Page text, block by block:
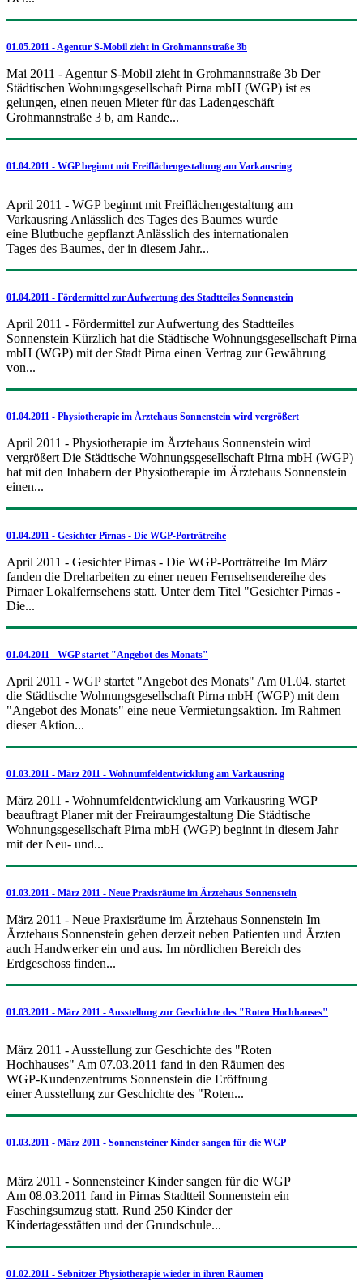
01.05.2011 - Agentur S-Mobil zieht in Grohmannstraße 3b
Mai 2011 - Agentur S-Mobil zieht in Grohmannstraße 3b Der
Städtischen Wohnungsgesellschaft Pirna mbH (WGP) ist es
gelungen, einen neuen Mieter für das Ladengeschäft
Grohmannstraße 3 b, am Rande...
01.04.2011 - WGP beginnt mit Freiflächengestaltung am Varkausring
April 2011 - WGP beginnt mit Freiflächengestaltung am
Varkausring Anlässlich des Tages des Baumes wurde
eine Blutbuche gepflanzt Anlässlich des internationalen
Tages des Baumes, der in diesem Jahr...
01.04.2011 - Fördermittel zur Aufwertung des Stadtteiles Sonnenstein
April 2011 - Fördermittel zur Aufwertung des Stadtteiles
Sonnenstein Kürzlich hat die Städtische Wohnungsgesellschaft Pirna
mbH (WGP) mit der Stadt Pirna einen Vertrag zur Gewährung
von...
01.04.2011 - Physiotherapie im Ärztehaus Sonnenstein wird vergrößert
April 2011 - Physiotherapie im Ärztehaus Sonnenstein wird
vergrößert Die Städtische Wohnungsgesellschaft Pirna mbH (WGP)
hat mit den Inhabern der Physiotherapie im Ärztehaus Sonnenstein
einen...
01.04.2011 - Gesichter Pirnas - Die WGP-Porträtreihe
April 2011 - Gesichter Pirnas - Die WGP-Porträtreihe Im März
fanden die Dreharbeiten zu einer neuen Fernsehsendereihe des
Pirnaer Lokalfernsehens statt. Unter dem Titel "Gesichter Pirnas -
Die...
01.04.2011 - WGP startet "Angebot des Monats"
April 2011 - WGP startet "Angebot des Monats" Am 01.04. startet
die Städtische Wohnungsgesellschaft Pirna mbH (WGP) mit dem
"Angebot des Monats" eine neue Vermietungsaktion. Im Rahmen
dieser Aktion...
01.03.2011 - März 2011 - Wohnumfeldentwicklung am Varkausring
März 2011 - Wohnumfeldentwicklung am Varkausring WGP
beauftragt Planer mit der Freiraumgestaltung Die Städtische
Wohnungsgesellschaft Pirna mbH (WGP) beginnt in diesem Jahr
mit der Neu- und...
01.03.2011 - März 2011 - Neue Praxisräume im Ärztehaus Sonnenstein
März 2011 - Neue Praxisräume im Ärztehaus Sonnenstein Im
Ärztehaus Sonnenstein gehen derzeit neben Patienten und Ärzten
auch Handwerker ein und aus. Im nördlichen Bereich des
Erdgeschoss finden...
01.03.2011 - März 2011 - Ausstellung zur Geschichte des "Roten Hochhauses"
März 2011 - Ausstellung zur Geschichte des "Roten
Hochhauses" Am 07.03.2011 fand in den Räumen des
WGP-Kundenzentrums Sonnenstein die Eröffnung
einer Ausstellung zur Geschichte des "Roten...
01.03.2011 - März 2011 - Sonnensteiner Kinder sangen für die WGP
März 2011 - Sonnensteiner Kinder sangen für die WGP
Am 08.03.2011 fand in Pirnas Stadtteil Sonnenstein ein
Faschingsumzug statt. Rund 250 Kinder der
Kindertagesstätten und der Grundschule...
01.02.2011 - Sebnitzer Physiotherapie wieder in ihren Räumen